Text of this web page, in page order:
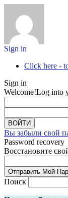
Sign in
Click here -
Sign in
Welcome!Log into
Вы забыли свой
Password recovery
Восстановите
Поиск